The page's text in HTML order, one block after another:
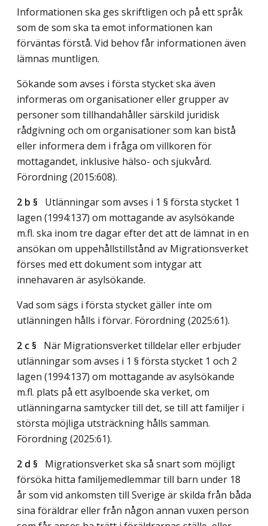
Informationen ska ges skriftligen och på ett språk
som de som ska ta emot informationen kan
förväntas förstå. Vid behov får informationen även
lämnas muntligen.
Sökande som avses i första stycket ska även
informeras om organisationer eller grupper av
personer som tillhandahåller särskild juridisk
rådgivning och om organisationer som kan bistå
eller informera dem i fråga om villkoren för
mottagandet, inklusive hälso- och sjukvård.
Förordning (2015:608).
2 b § Utlänningar som avses i 1 § första stycket 1
lagen (1994:137) om mottagande av asylsökande
m.fl. ska inom tre dagar efter det att de lämnat in en
ansökan om uppehållstillstånd av Migrationsverket
förses med ett dokument som intygar att
innehavaren är asylsökande.
Vad som sägs i första stycket gäller inte om
utlänningen hålls i förvar. Förordning (2025:61).
2 c § När Migrationsverket tilldelar eller erbjuder
utlänningar som avses i 1 § första stycket 1 och 2
lagen (1994:137) om mottagande av asylsökande
m.fl. plats på ett asylboende ska verket, om
utlänningarna samtycker till det, se till att familjer i
största möjliga utsträckning hålls samman.
Förordning (2025:61).
2 d § Migrationsverket ska så snart som möjligt
försöka hitta familjemedlemmar till barn under 18
år som vid ankomsten till Sverige är skilda från båda
sina föräldrar eller från någon annan vuxen person